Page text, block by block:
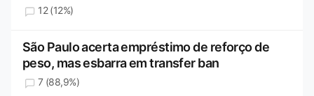
12 (12%)
São Paulo acerta empréstimo de reforço de
peso, mas esbarra em transfer ban
7 (88,9%)